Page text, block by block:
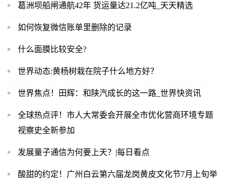
葛洲坝船闸通航42年 货运量达21.2亿吨_天天精选
如何恢复微信账单里删除的记录
什么面膜比较安全?
世界动态:黄杨树栽在院子什么地方好？
世界焦点！田辉：和陕汽成长的这一路_世界快资讯
全球热点评！市人大常委会开展全市优化营商环境专题
视察史全新参加
发展量子通信为何要上天？|每日看点
酸甜的约定！广州白云第六届龙岗黄皮文化节7月上旬举